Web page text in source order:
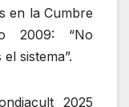
en la Cumbre
2009: “No
sistema”.
2025